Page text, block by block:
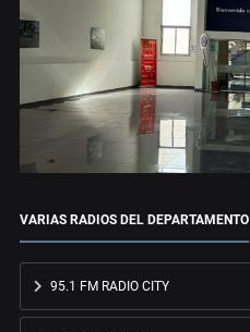
VARIAS RADIOS DEL DEPARTAMENTO
95.1 FM RADIO CITY